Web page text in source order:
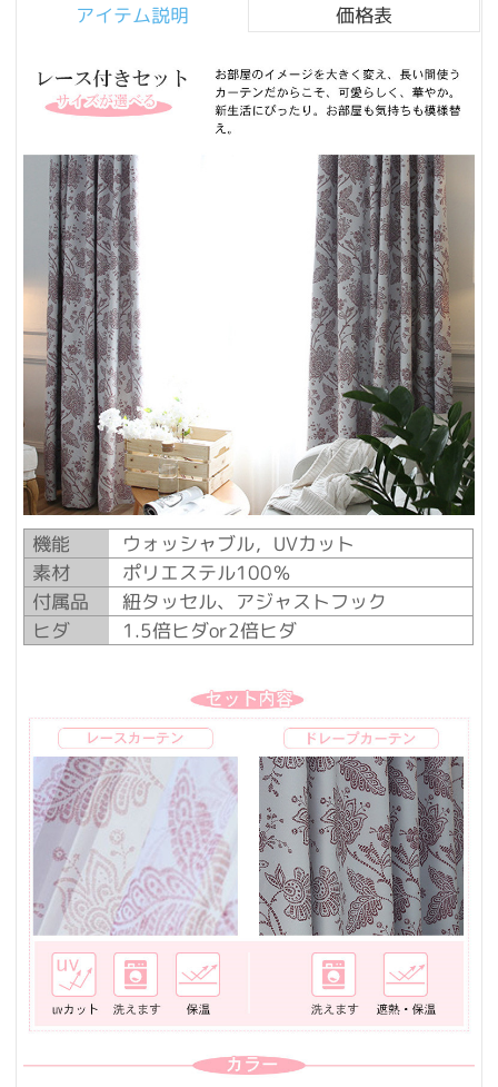
アイテム説明 価格表
機能
ウォッシャブル，UVカット
素材
ポリエステル100％
付属品
紐タッセル、アジャストフック
ヒダ
1.5倍ヒダor2倍ヒダ